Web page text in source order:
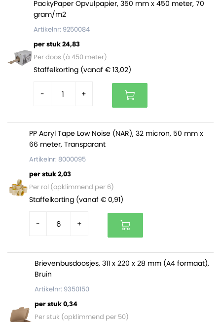
PackyPaper Opvulpapier, 350 mm x 450 meter, 70
gram/m2
Artikelnr: 9250084
per stuk 24,83
Per doos (à 450 meter)
Staffelkorting (vanaf € 13,02)
- +
PP Acryl Tape Low Noise (NAR), 32 micron, 50 mm x
66 meter, Transparant
Artikelnr: 8000095
per stuk 2,03
Per rol (opklimmend per 6)
Staffelkorting (vanaf € 0,91)
- +
Brievenbusdoosjes, 311 x 220 x 28 mm (A4 formaat),
Bruin
Artikelnr: 9350150
per stuk 0,34
Per stuk (opklimmend per 50)